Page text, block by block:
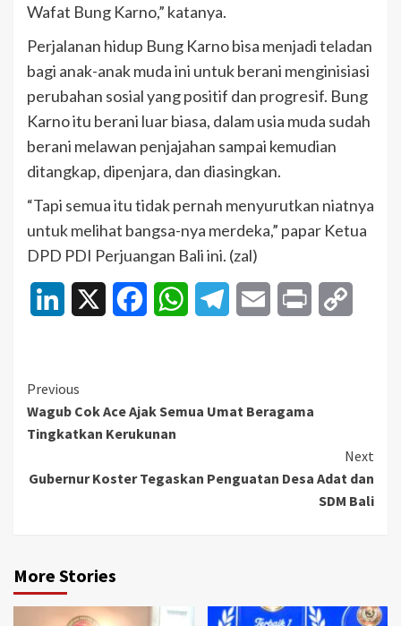
Wafat Bung Karno,” katanya.
Perjalanan hidup Bung Karno bisa menjadi teladan
bagi anak-anak muda ini untuk berani menginisiasi
perubahan sosial yang positif dan progresif. Bung
Karno itu berani luar biasa, dalam usia muda sudah
berani melawan penjajahan sampai kemudian
ditangkap, dipenjara, dan diasingkan.
“Tapi semua itu tidak pernah menyurutkan niatnya
untuk melihat bangsa-nya merdeka,” papar Ketua
DPD PDI Perjuangan Bali ini. (zal)
LinkedIn FacebookWhatsAppTelegramEmail Print
Continue
Reading
Previous
Wagub Cok Ace Ajak Semua Umat Beragama
Tingkatkan Kerukunan
Next
Gubernur Koster Tegaskan Penguatan Desa Adat dan
SDM Bali
More Stories